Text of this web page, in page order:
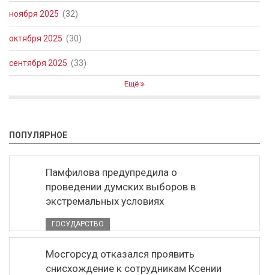
ноября 2025 (32)
октября 2025 (30)
сентября 2025 (33)
Ещё
ПОПУЛЯРНОЕ
Памфилова предупредила о
проведении думских выборов в
экстремальных условиях
ГОСУДАРСТВО
Мосгорсуд отказался проявить
снисхождение к сотрудникам Ксении